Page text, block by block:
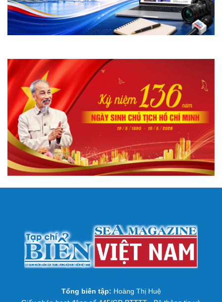
Tổng biên tập: Hoàng Thị Huệ